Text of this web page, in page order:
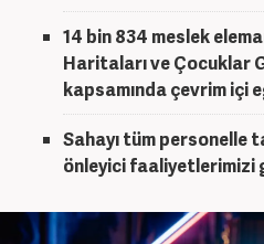
14 bin 834 meslek
Haritaları ve Çocuklar
kapsamında çevrim içi
Sahayı tüm personelle
önleyici faaliyetlerimizi